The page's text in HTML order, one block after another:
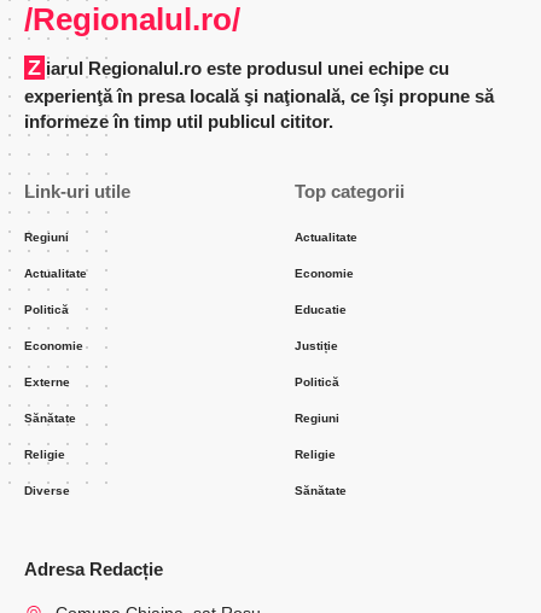
/Regionalul.ro/
Ziarul Regionalul.ro este produsul unei echipe cu
experienţă în presa locală şi naţională, ce îşi propune să
informeze în timp util publicul cititor.
Link-uri utile
Regiuni
Actualitate
Politică
Economie
Externe
Sănătate
Religie
Diverse
Top categorii
Actualitate
Economie
Educatie
Justiție
Politică
Regiuni
Religie
Sănătate
Adresa Redacție